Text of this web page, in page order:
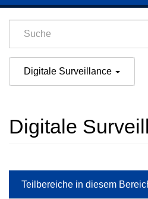
Digitale Surveillance
Digitale
Teilbereiche in diesem